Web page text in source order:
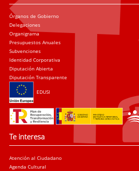
Órganos de Gobierno
Delegaciones
Organigrama
Presupuestos Anuales
Subvenciones
Identidad Corporativa
Diputación Abierta
Diputación Transparente
EDUSI
Te interesa
Atención al Ciudadano
Agenda Cultural